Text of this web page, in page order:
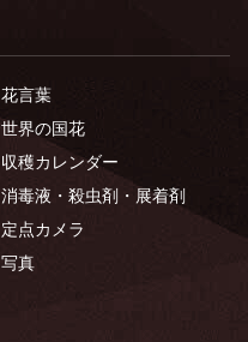
花言葉
世界の国花
収穫カレンダー
消毒液・殺虫剤・展着剤
定点カメラ
写真